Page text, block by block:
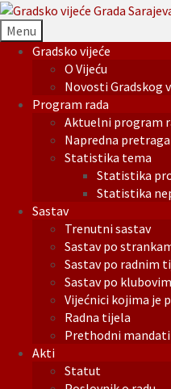
Menu
Gradsko vijeće
O Vijeću
Novosti Gradskog
Program rada
Aktuelni program
Napredna
Statistika tema
Statistika
Statistika
Sastav
Trenutni sastav
Sastav po
Sastav po radnim
Sastav po
Vijećnici kojima je
Radna tijela
Prethodni mandati
Akti
Statut